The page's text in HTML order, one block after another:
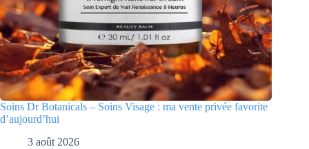
Soins Dr Botanicals – Soins Visage : ma vente privée favorite
d’aujourd’hui
3 août 2026